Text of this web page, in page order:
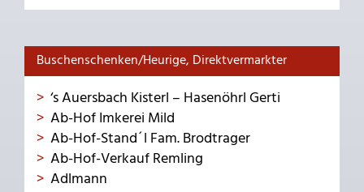
Buschenschenken/Heurige, Direktvermarkter
‘s Auersbach Kisterl – Hasenöhrl Gerti
Ab-Hof Imkerei Mild
Ab-Hof-Stand´l Fam. Brodtrager
Ab-Hof-Verkauf Remling
Adlmann